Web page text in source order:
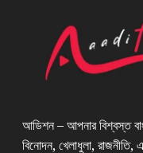
আডিশন – আপনার বিশ্বস্ত
বিনোদন, খেলাধুলা,